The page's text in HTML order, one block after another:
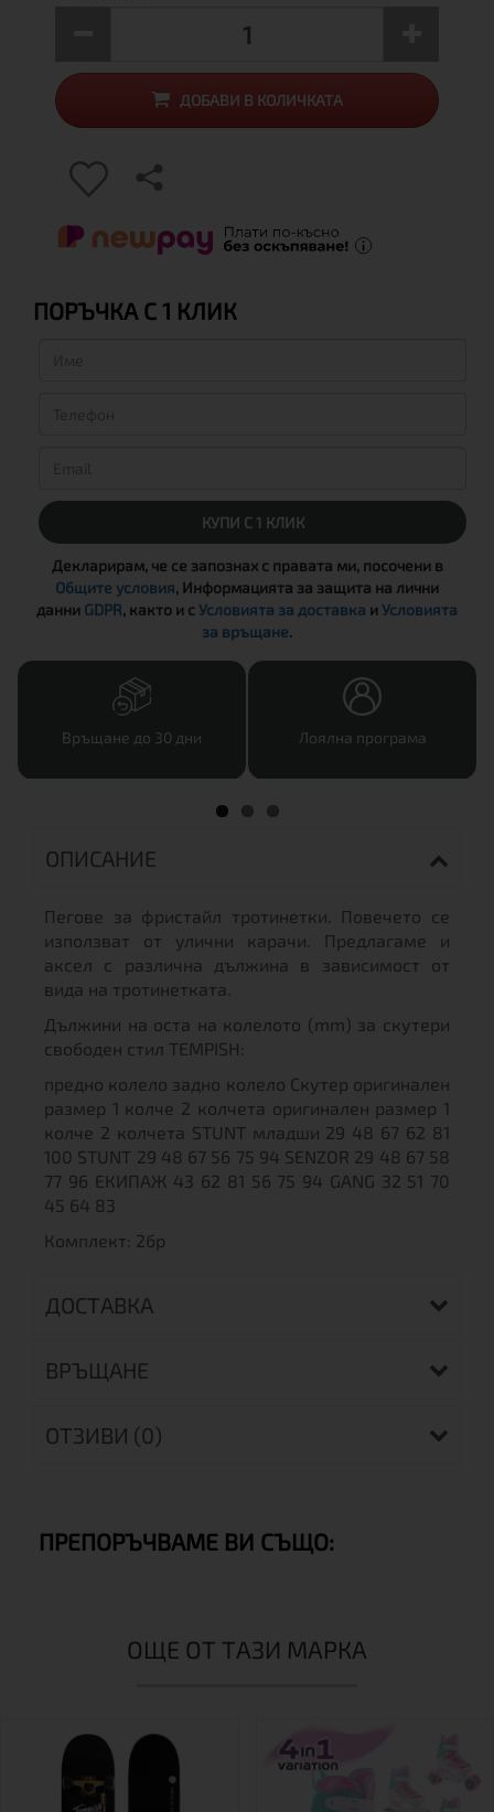
ДОБАВИ В КОЛИЧКАТА
ПОРЪЧКА С 1 КЛИК
КУПИ С 1 КЛИК
Декларирам, че се запознах с правата ми, посочени в
Общите условия, Информацията за защита на лични
данни GDPR, както и сУсловията за доставка иУсловията
за връщане.
Връщане до 30 дни Лоялна програма
ОПИСАНИЕ
Пегове за фристайл тротинетки. Повечето се
използват от улични карачи. Предлагаме и
аксел с различна дължина в зависимост от
вида на тротинетката.
Дължини на оста на колелото (mm) за скутери
свободен стил TEMPISH:
предно колело задно колело Скутер оригинален
размер 1 колче 2 колчета оригинален размер 1
колче 2 колчета STUNT младши 29 48 67 62 81
100 STUNT 29 48 67 56 75 94 SENZOR 29 48 67 58
77 96 ЕКИПАЖ 43 62 81 56 75 94 GANG 32 51 70
45 64 83
Комплект: 2бр
ДОСТАВКА
ВРЪЩАНЕ
ОТЗИВИ (0)
ПРЕПОРЪЧВАМЕ ВИ СЪЩО:
ОЩЕ ОТ ТАЗИ МАРКА